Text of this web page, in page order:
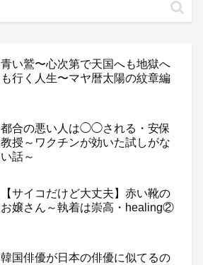
青い鷲〜心次第で天国へも地獄へ
も行く人生〜マヤ暦太陽の紋章編
都合の悪い人は◯◯される・安保
教授～ワクチンが効いた試しがな
い話～
【サイコだけど大丈夫】赤い靴の
お嬢さん～執着は崇高・healing②
韓国俳優が日本の俳優に似てるの